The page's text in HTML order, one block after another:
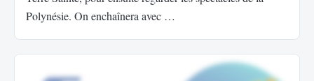
Polynésie. On enchaînera avec …